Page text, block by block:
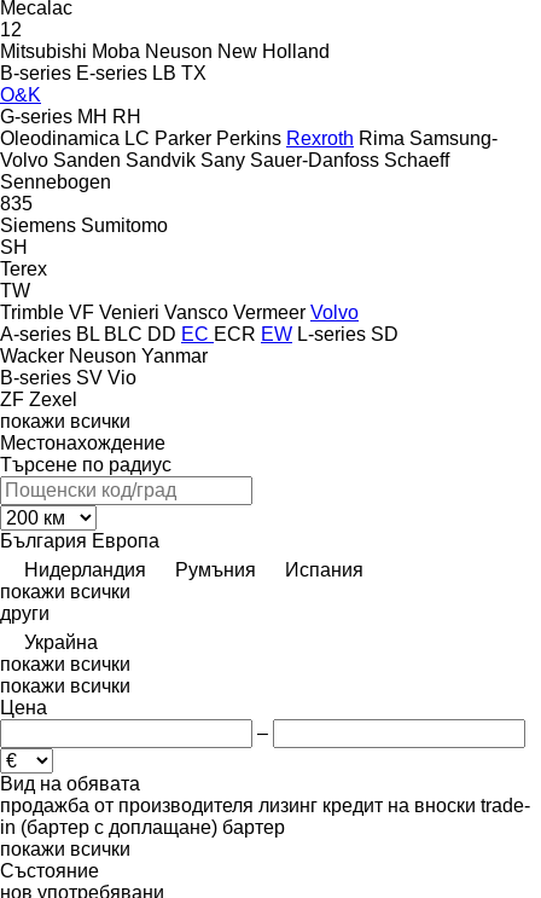
Mecalac
12
Mitsubishi Moba Neuson New Holland
B-series E-series LB TX
O&K
G-series MH RH
Oleodinamica LC Parker Perkins Rexroth Rima Samsung-
Volvo Sanden Sandvik Sany Sauer-Danfoss Schaeff
Sennebogen
835
Siemens Sumitomo
SH
Terex
TW
Trimble VF Venieri Vansco Vermeer Volvo
A-series BL BLC DD EC ECR EW L-series SD
Wacker Neuson Yanmar
B-series SV Vio
ZF Zexel
покажи всички
Местонахождение
Търсене по радиус
България Европа
Нидерландия
Румъния
Испания
покажи всички
други
Украйна
покажи всички
покажи всички
Цена
–
Вид на обявата
продажба от производителя лизинг кредит на вноски trade-
in (бартер с доплащане) бартер
покажи всички
Състояние
нов употребявани